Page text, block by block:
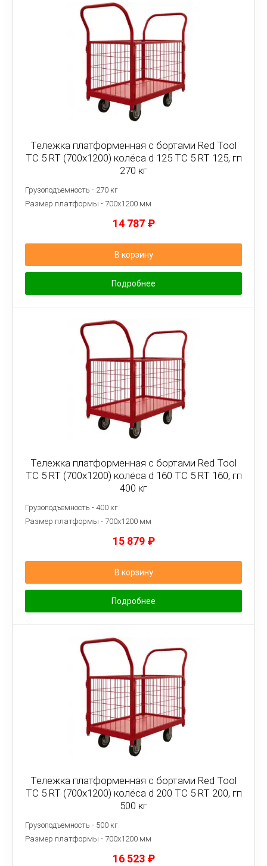
Тележка платформенная с бортами Red Tool
ТС 5 RT (700x1200) колёса d 125 ТС 5 RT 125, гп
270 кг
Грузоподъемность - 270 кг
Размер платформы - 700х1200 мм
14 787 ₽
В корзину
Подробнее
Тележка платформенная с бортами Red Tool
ТС 5 RT (700x1200) колёса d 160 ТС 5 RT 160, гп
400 кг
Грузоподъемность - 400 кг
Размер платформы - 700х1200 мм
15 879 ₽
В корзину
Подробнее
Тележка платформенная с бортами Red Tool
ТС 5 RT (700x1200) колёса d 200 ТС 5 RT 200, гп
500 кг
Грузоподъемность - 500 кг
Размер платформы - 700х1200 мм
16 523 ₽